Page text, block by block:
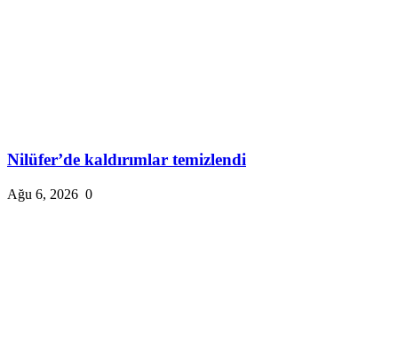
Nilüfer’de kaldırımlar temizlendi
Ağu 6, 2026 0